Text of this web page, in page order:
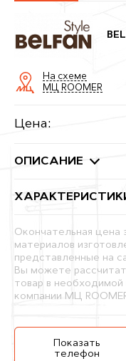
На схеме
МЦ ROOMER
Цена:
ОПИСАНИЕ
Окончательная цена
материалов
представленные на
Вы можете
товар в
компании МЦ
Показать
телефон